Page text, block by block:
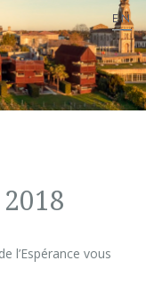
EN
l’Espérance vous